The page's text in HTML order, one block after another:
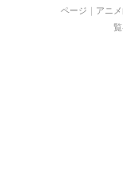
ページ ｜ アニ